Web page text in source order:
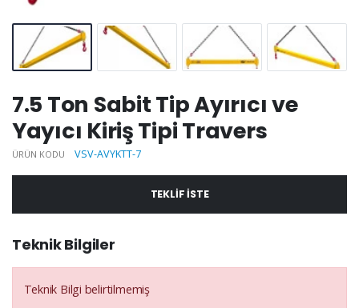
7.5 Ton Sabit Tip Ayırıcı ve
Yayıcı Kiriş Tipi Travers
ÜRÜN KODU VSV-AVYKTT-7
TEKLIF ISTE
Teknik Bilgiler
Teknik Bilgi belirtilmemiş